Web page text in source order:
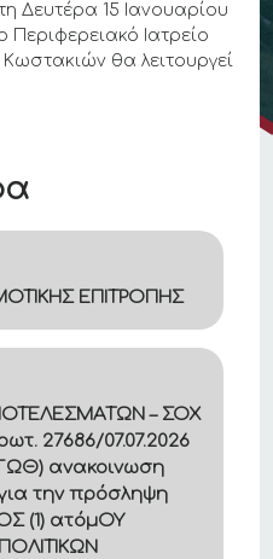
ΕΠΙΤΡΟΠΗΣ
– ΣΟΧ
27686/07.07.2026
ανακοινωση
την πρόσληψη
(1) ατόμΟΥ
Δευτέρα 15 Ιανουαρίου
Περιφερειακό Ιατρείο
Κωστακιών θα λειτουργεί